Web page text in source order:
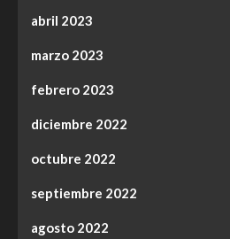
abril 2023
marzo 2023
febrero 2023
diciembre 2022
octubre 2022
septiembre 2022
agosto 2022